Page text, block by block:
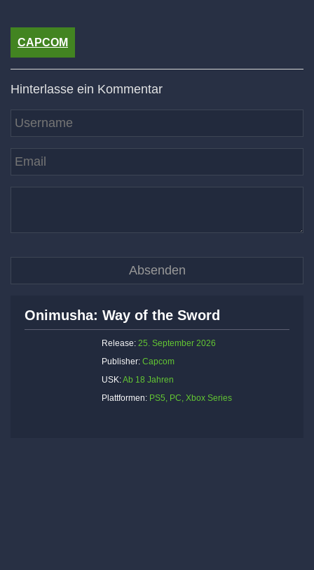
CAPCOM
Hinterlasse ein Kommentar
Onimusha: Way of the Sword
Release: 25. September 2026
Publisher: Capcom
USK:Ab 18 Jahren
Plattformen: PS5, PC, Xbox Series